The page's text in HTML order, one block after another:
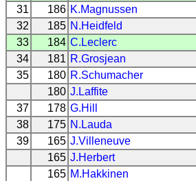
31
186 K.Magnussen
32
185 N.Heidfeld
33
184 C.Leclerc
34
181 R.Grosjean
35
180 R.Schumacher
180 J.Laffite
37
178 G.Hill
38
175 N.Lauda
39
165 J.Villeneuve
165 J.Herbert
165 M.Hakkinen